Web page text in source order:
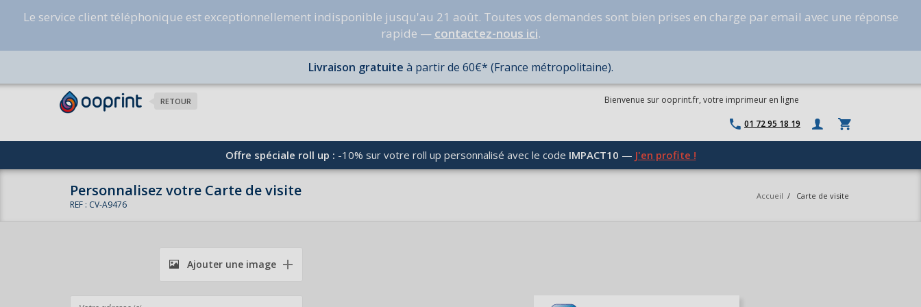
Le service client téléphonique est exceptionnellement indisponible jusqu'au 21 août. Toutes vos demandes sont bien prises en charge par email avec une réponse
rapide — contactez-nous ici.
Livraison gratuite à partir de 60€* (France métropolitaine).
RETOUR Bienvenue sur ooprint.fr, votre imprimeur en ligne
01 72 95 18 19
Offre spéciale roll up : -10% sur votre roll up personnalisé avec le code IMPACT10 — J'en profite !
Personnalisez votre Carte de visite
REF : CV-A9476
Accueil / Carte de visite
Ajouter une image